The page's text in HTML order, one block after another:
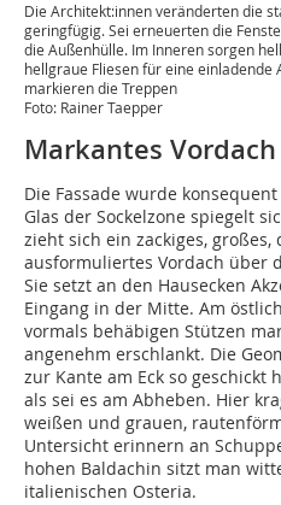
Die Architekt:innen veränderten die
geringfügig. Sei erneuerten die
die Außenhülle. Im Inneren sorgen
hellgraue Fliesen für eine einladende
markieren die Treppen
Foto: Rainer Taepper
Markantes Vordach
Die Fassade wurde
Glas der Sockelzone spiegelt
zieht sich ein zackiges,
ausformuliertes Vordach über
Sie setzt an den Hausecken
Eingang in der Mitte. Am
vormals behäbigen Stützen
angenehm erschlankt. Die
zur Kante am Eck so geschickt
als sei es am Abheben. Hier
weißen und grauen,
Untersicht erinnern an
hohen Baldachin sitzt man
italienischen Osteria.